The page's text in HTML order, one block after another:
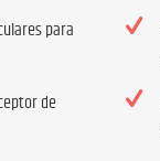
para
de